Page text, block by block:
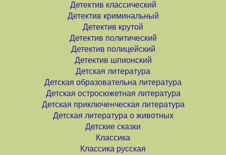
Детектив классический
Детектив криминальный
Детектив крутой
Детектив политический
Детектив полицейский
Детектив шпионский
Детская литература
Детская образовательна литература
Детская остросюжетная литература
Детская приключенческая литература
Детская литература о животных
Детские сказки
Классика
Классика русская